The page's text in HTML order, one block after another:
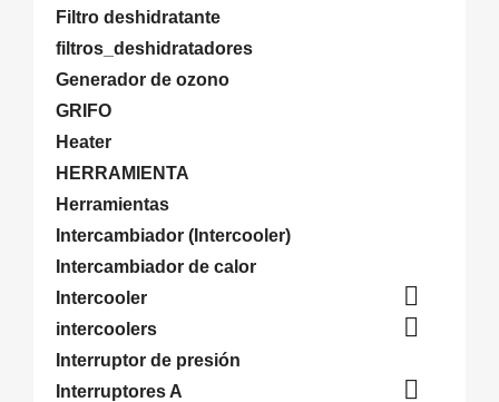
Filtro deshidratante
filtros_deshidratadores
Generador de ozono
GRIFO
Heater
HERRAMIENTA
Herramientas
Intercambiador (Intercooler)
Intercambiador de calor
Intercooler

intercoolers 
Interruptor de presión
Interruptores A
